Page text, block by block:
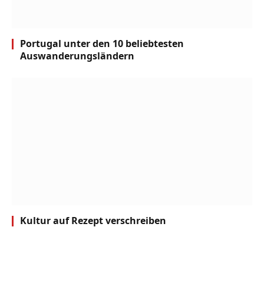
Portugal unter den 10 beliebtesten
Auswanderungsländern
Kultur auf Rezept verschreiben